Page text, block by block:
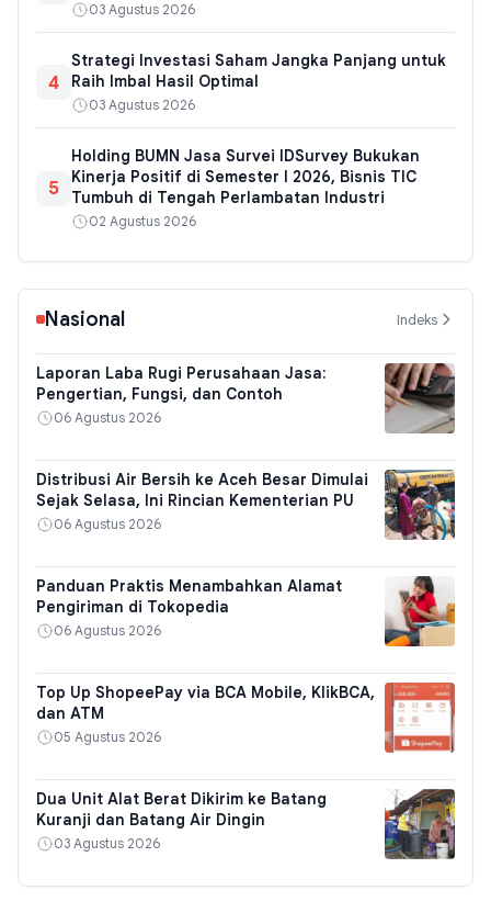
03 Agustus 2026
4
Strategi Investasi Saham Jangka Panjang untuk
Raih Imbal Hasil Optimal
03 Agustus 2026
5
Holding BUMN Jasa Survei IDSurvey Bukukan
Kinerja Positif di Semester I 2026, Bisnis TIC
Tumbuh di Tengah Perlambatan Industri
02 Agustus 2026
Nasional Indeks
Laporan Laba Rugi Perusahaan Jasa:
Pengertian, Fungsi, dan Contoh
06 Agustus 2026
Distribusi Air Bersih ke Aceh Besar Dimulai
Sejak Selasa, Ini Rincian Kementerian PU
06 Agustus 2026
Panduan Praktis Menambahkan Alamat
Pengiriman di Tokopedia
06 Agustus 2026
Top Up ShopeePay via BCA Mobile, KlikBCA,
dan ATM
05 Agustus 2026
Dua Unit Alat Berat Dikirim ke Batang
Kuranji dan Batang Air Dingin
03 Agustus 2026